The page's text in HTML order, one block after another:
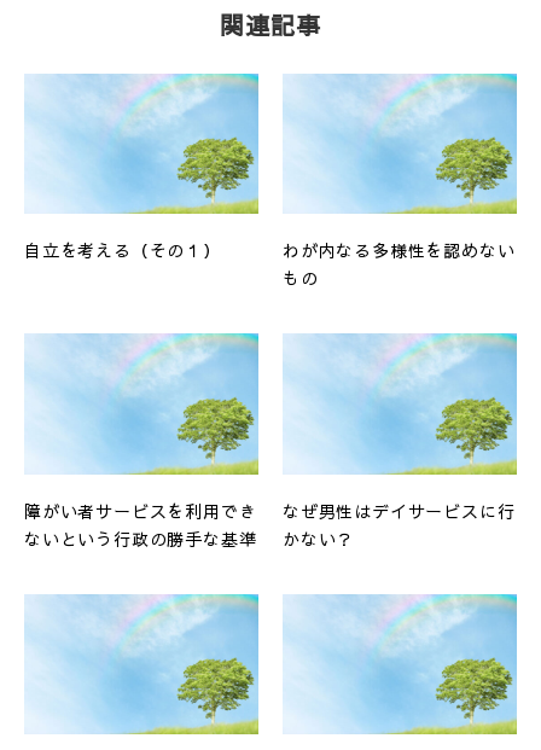
関連記事
自立を考える（その１）
わが内なる多様性を認めない
もの
障がい者サービスを利用でき
ないという行政の勝手な基準
なぜ男性はデイサービスに行
かない？